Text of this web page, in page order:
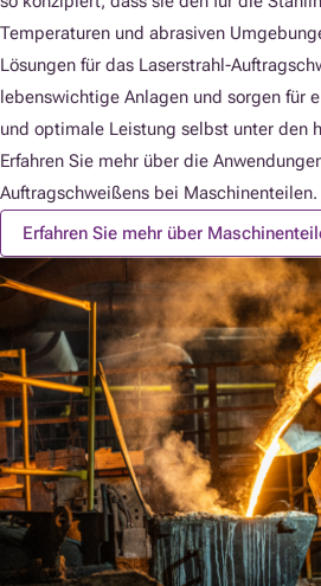
Temperaturen und abrasiven
Lösungen für das Laserstrahl-
lebenswichtige Anlagen und sorgen für
und optimale Leistung selbst unter den
Erfahren Sie mehr über die
Auftragschweißens bei Maschinenteilen.
Erfahren Sie mehr über